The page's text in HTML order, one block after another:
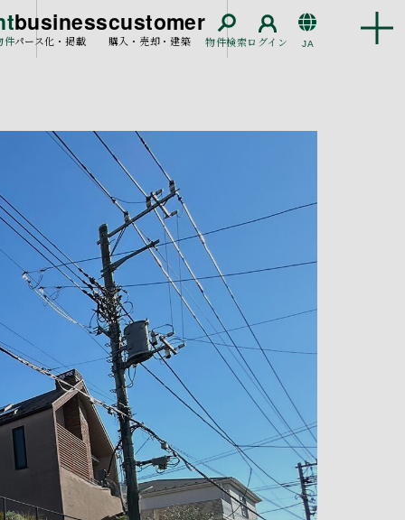
件
business
パース化・掲載
customer
購入・売却・建築 物件検索ログイン
CN